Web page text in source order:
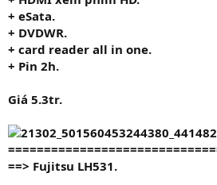
+ eSata.
+ DVDWR.
+ card reader all in one.
+ Pin 2h.
Giá 5.3tr.
==> Fujitsu LH531.